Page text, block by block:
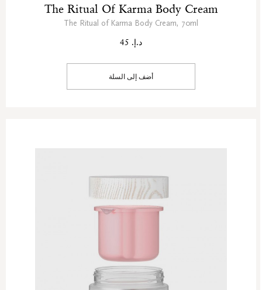
The Ritual Of Karma Body Cream
The Ritual of Karma Body Cream, 70ml
د.إ. 45
أضف إلى السلة